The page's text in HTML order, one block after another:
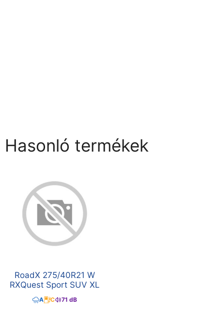
Hasonló termékek
RoadX 275/40R21 W
RXQuest Sport SUV XL
A C 71 dB